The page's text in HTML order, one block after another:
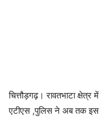
चित्तौड़गढ़। रावतभाटा
एटीएस ,पुलिस ने अब तक इस